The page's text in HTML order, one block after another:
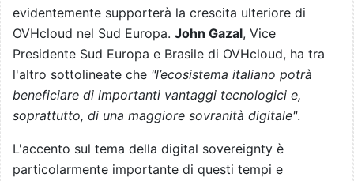
evidentemente supporterà la crescita ulteriore di
OVHcloud nel Sud Europa. John Gazal, Vice
Presidente Sud Europa e Brasile di OVHcloud, ha tra
l'altro sottolineate che "l’ecosistema italiano potrà
beneficiare di importanti vantaggi tecnologici e,
soprattutto, di una maggiore sovranità digitale".
L'accento sul tema della digital sovereignty è
particolarmente importante di questi tempi e